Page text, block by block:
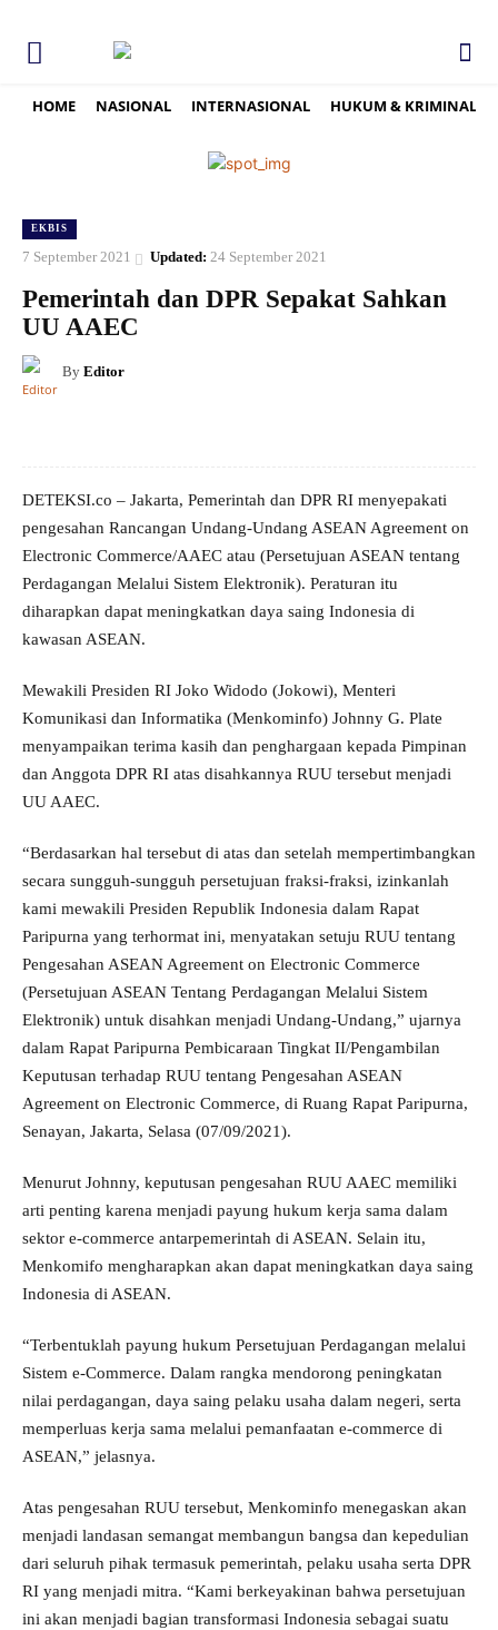
HOME NASIONAL INTERNASIONAL HUKUM & KRIMINAL
EKBIS
7 September 2021 Updated: 24 September 2021
Pemerintah dan DPR Sepakat Sahkan
UU AAEC
By Editor
DETEKSI.co – Jakarta, Pemerintah dan DPR RI menyepakati
pengesahan Rancangan Undang-Undang ASEAN Agreement on
Electronic Commerce/AAEC atau (Persetujuan ASEAN tentang
Perdagangan Melalui Sistem Elektronik). Peraturan itu
diharapkan dapat meningkatkan daya saing Indonesia di
kawasan ASEAN.
Mewakili Presiden RI Joko Widodo (Jokowi), Menteri
Komunikasi dan Informatika (Menkominfo) Johnny G. Plate
menyampaikan terima kasih dan penghargaan kepada Pimpinan
dan Anggota DPR RI atas disahkannya RUU tersebut menjadi
UU AAEC.
“Berdasarkan hal tersebut di atas dan setelah mempertimbangkan
secara sungguh-sungguh persetujuan fraksi-fraksi, izinkanlah
kami mewakili Presiden Republik Indonesia dalam Rapat
Paripurna yang terhormat ini, menyatakan setuju RUU tentang
Pengesahan ASEAN Agreement on Electronic Commerce
(Persetujuan ASEAN Tentang Perdagangan Melalui Sistem
Elektronik) untuk disahkan menjadi Undang-Undang,” ujarnya
dalam Rapat Paripurna Pembicaraan Tingkat II/Pengambilan
Keputusan terhadap RUU tentang Pengesahan ASEAN
Agreement on Electronic Commerce, di Ruang Rapat Paripurna,
Senayan, Jakarta, Selasa (07/09/2021).
Menurut Johnny, keputusan pengesahan RUU AAEC memiliki
arti penting karena menjadi payung hukum kerja sama dalam
sektor e-commerce antarpemerintah di ASEAN. Selain itu,
Menkomifo mengharapkan akan dapat meningkatkan daya saing
Indonesia di ASEAN.
“Terbentuklah payung hukum Persetujuan Perdagangan melalui
Sistem e-Commerce. Dalam rangka mendorong peningkatan
nilai perdagangan, daya saing pelaku usaha dalam negeri, serta
memperluas kerja sama melalui pemanfaatan e-commerce di
ASEAN,” jelasnya.
Atas pengesahan RUU tersebut, Menkominfo menegaskan akan
menjadi landasan semangat membangun bangsa dan kepedulian
dari seluruh pihak termasuk pemerintah, pelaku usaha serta DPR
RI yang menjadi mitra. “Kami berkeyakinan bahwa persetujuan
ini akan menjadi bagian transformasi Indonesia sebagai suatu